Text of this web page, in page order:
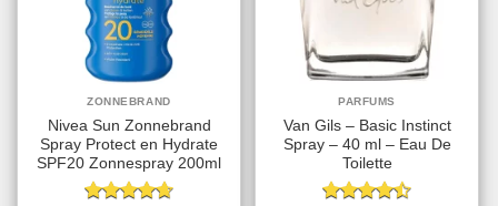
ZONNEBRAND
Nivea Sun Zonnebrand
Spray Protect en Hydrate
SPF20 Zonnespray 200ml
PARFUMS
Van Gils – Basic Instinct
Spray – 40 ml – Eau De
Toilette